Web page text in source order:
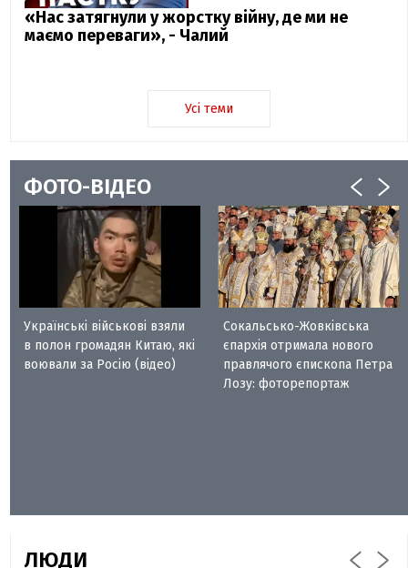
«Нас затягнули у жорстку війну, де ми не
маємо переваги», - Чалий
Усі теми
ФОТО-ВІДЕО
Українські військові взяли
в полон громадян Китаю, які
воювали за Росію (відео)
Сокальсько-Жовківська
єпархія отримала нового
правлячого єпископа Петра
Лозу: фоторепортаж
ЛЮДИ